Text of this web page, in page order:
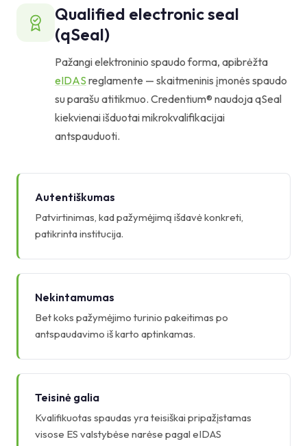
Qualified electronic seal
(qSeal)
Pažangi elektroninio spaudo forma, apibrėžta
eIDAS reglamente — skaitmeninis įmonės spaudo
su parašu atitikmuo. Credentium® naudoja qSeal
kiekvienai išduotai mikrokvalifikacijai
antspauduoti.
Autentiškumas
Patvirtinimas, kad pažymėjimą išdavė konkreti,
patikrinta institucija.
Nekintamumas
Bet koks pažymėjimo turinio pakeitimas po
antspaudavimo iš karto aptinkamas.
Teisinė galia
Kvalifikuotas spaudas yra teisiškai pripažįstamas
visose ES valstybėse narėse pagal eIDAS